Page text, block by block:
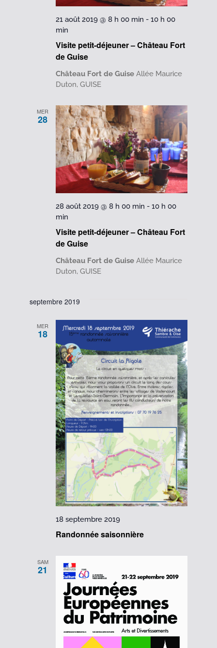
Visite petit-déjeuner – Château Fort
de Guise
21 août 2019 @ 8 h 00 min -10 h 00
min
Château Fort de GuiseAllée Maurice
Duton, GUISE
MER
28
Visite petit-déjeuner – Château Fort
de Guise
28 août 2019 @ 8 h 00 min -10 h 00
min
Château Fort de GuiseAllée Maurice
Duton, GUISE
septembre 2019
MER
18
Randonnée saisonnière
18 septembre 2019
SAM
21